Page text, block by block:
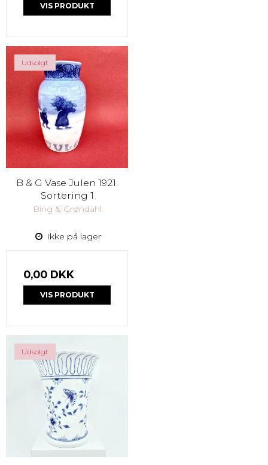
VIS PRODUKT
Udsolgt
B & G Vase Julen 1921.
Sortering 1
Bing & Grøndahl
Ikke på lager
0,00 DKK
VIS PRODUKT
Udsolgt